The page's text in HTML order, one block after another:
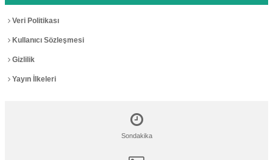
Veri Politikası
Kullanıcı Sözleşmesi
Gizlilik
Yayın İlkeleri
Sondakika